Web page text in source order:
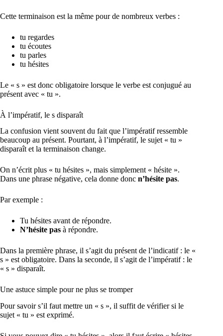
Cette terminaison est la même pour de nombreux verbes :
tu regardes
tu écoutes
tu parles
tu hésites
Le « s » est donc obligatoire lorsque le verbe est conjugué au
présent avec « tu ».
À l’impératif, le s disparaît
La confusion vient souvent du fait que l’impératif ressemble
beaucoup au présent. Pourtant, à l’impératif, le sujet « tu »
disparaît et la terminaison change.
On n’écrit plus « tu hésites », mais simplement « hésite ».
Dans une phrase négative, cela donne donc n’hésite pas.
Par exemple :
Tu hésites avant de répondre.
N’hésite pas à répondre.
Dans la première phrase, il s’agit du présent de l’indicatif : le «
s » est obligatoire. Dans la seconde, il s’agit de l’impératif : le
« s » disparaît.
Une astuce simple pour ne plus se tromper
Pour savoir s’il faut mettre un « s », il suffit de vérifier si le
sujet « tu » est exprimé.